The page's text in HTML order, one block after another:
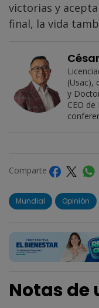
victorias y
final, la vida
(Usac),
y
CEO
Comparte
Mundial Opinión
Notas de